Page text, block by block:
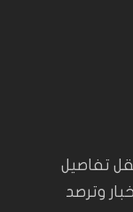
تفاصيل
وترصد